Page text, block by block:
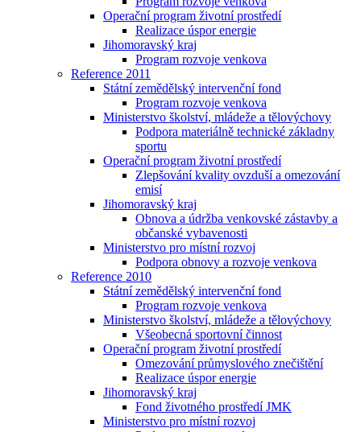
Operační program životní prostředí
Realizace úspor energie
Jihomoravský kraj
Program rozvoje venkova
Reference 2011
Státní zemědělský intervenční fond
Program rozvoje venkova
Ministerstvo školství, mládeže a tělovýchovy
Podpora materiálně technické základny
sportu
Operační program životní prostředí
Zlepšování kvality ovzduší a omezování
emisí
Jihomoravský kraj
Obnova a údržba venkovské zástavby a
občanské vybavenosti
Ministerstvo pro místní rozvoj
Podpora obnovy a rozvoje venkova
Reference 2010
Státní zemědělský intervenční fond
Program rozvoje venkova
Ministerstvo školství, mládeže a tělovýchovy
Všeobecná sportovní činnost
Operační program životní prostředí
Omezování průmyslového znečištění
Realizace úspor energie
Jihomoravský kraj
Fond životného prostředí JMK
Ministerstvo pro místní rozvoj